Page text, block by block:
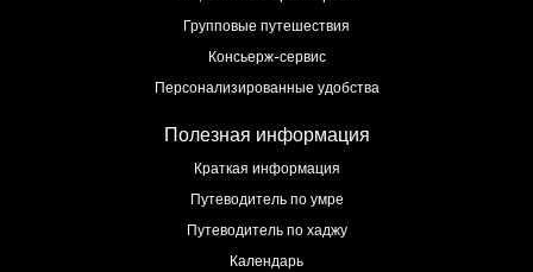
Групповые путешествия
Консьерж-сервис
Персонализированные удобства
Полезная информация
Краткая информация
Путеводитель по умре
Путеводитель по хаджу
Календарь